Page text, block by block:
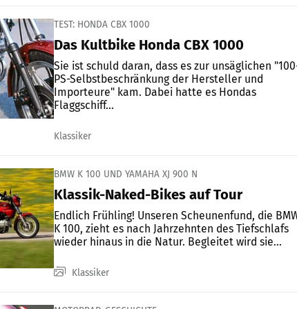
TEST: HONDA CBX 1000
Das Kultbike Honda CBX 1000
Sie ist schuld daran, dass es zur unsäglichen
PS-Selbstbeschränkung der Hersteller und
Importeure" kam. Dabei hatte es Hondas
Flaggschiff...
Klassiker
BMW K 100 UND YAMAHA XJ 900 N
Klassik-Naked-Bikes auf Tour
Endlich Frühling! Unseren Scheunenfund, die
K 100, zieht es nach Jahrzehnten des Tiefschlafs
wieder hinaus in die Natur. Begleitet wird sie...
Klassiker